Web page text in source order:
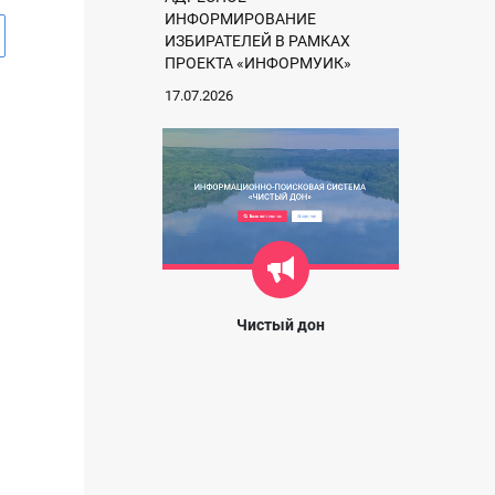
ИНФОРМИРОВАНИЕ
ИЗБИРАТЕЛЕЙ В РАМКАХ
ПРОЕКТА «ИНФОРМУИК»
17.07.2026
Чистый дон